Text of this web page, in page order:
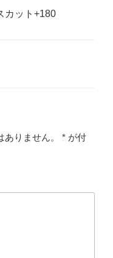
ット+180
りません。 * が付